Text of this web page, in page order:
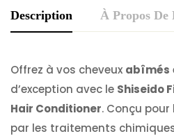
Description À Propos
Offrez à vos cheveux abîmés
d’exception avec le Shiseido
Hair Conditioner. Conçu
par les traitements